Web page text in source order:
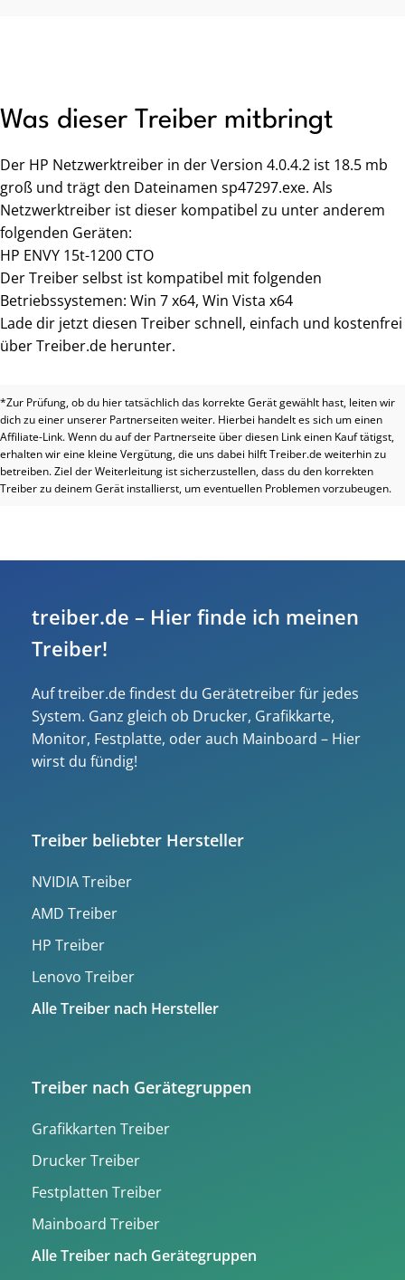
Was dieser Treiber mitbringt
Der HP Netzwerktreiber in der Version 4.0.4.2 ist 18.5 mb
groß und trägt den Dateinamen sp47297.exe. Als
Netzwerktreiber ist dieser kompatibel zu unter anderem
folgenden Geräten:
HP ENVY 15t-1200 CTO
Der Treiber selbst ist kompatibel mit folgenden
Betriebssystemen: Win 7 x64, Win Vista x64
Lade dir jetzt diesen Treiber schnell, einfach und kostenfrei
über Treiber.de herunter.
*Zur Prüfung, ob du hier tatsächlich das korrekte Gerät gewählt hast, leiten wir
dich zu einer unserer Partnerseiten weiter. Hierbei handelt es sich um einen
Affiliate-Link. Wenn du auf der Partnerseite über diesen Link einen Kauf tätigst,
erhalten wir eine kleine Vergütung, die uns dabei hilft Treiber.de weiterhin zu
betreiben. Ziel der Weiterleitung ist sicherzustellen, dass du den korrekten
Treiber zu deinem Gerät installierst, um eventuellen Problemen vorzubeugen.
treiber.de – Hier finde ich meinen
Treiber!
Auf treiber.de findest du Gerätetreiber für jedes
System. Ganz gleich ob Drucker, Grafikkarte,
Monitor, Festplatte, oder auch Mainboard – Hier
wirst du fündig!
Treiber beliebter Hersteller
NVIDIA Treiber
AMD Treiber
HP Treiber
Lenovo Treiber
Alle Treiber nach Hersteller
Treiber nach Gerätegruppen
Grafikkarten Treiber
Drucker Treiber
Festplatten Treiber
Mainboard Treiber
Alle Treiber nach Gerätegruppen